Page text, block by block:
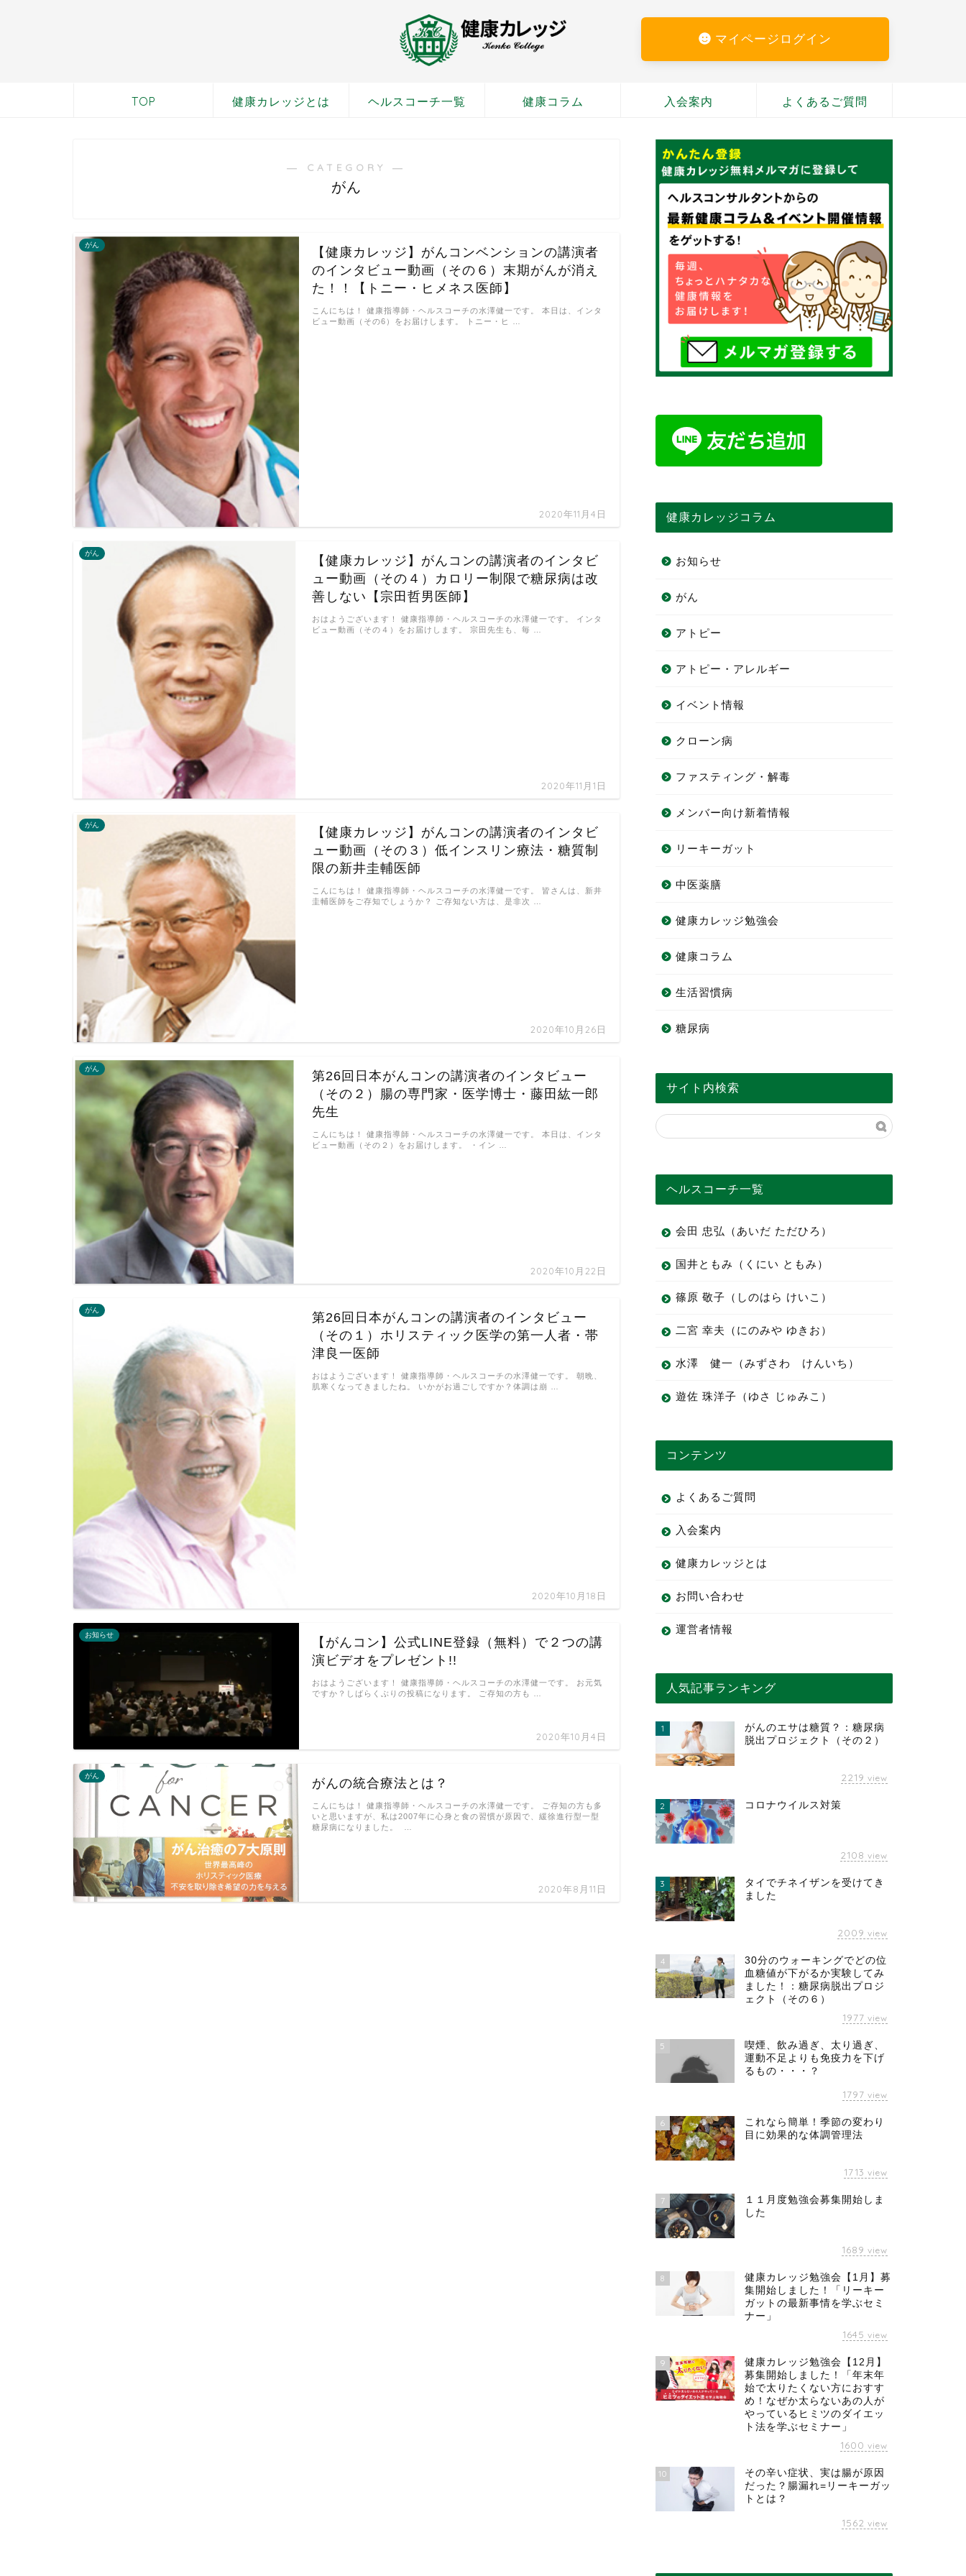
マイページログイン
TOP 健康カレッジとは ヘルスコーチ一覧 健康コラム 入会案内 よくあるご質問
― CATEGORY ―
がん
がん
【健康カレッジ】がんコンベンションの講演者
のインタビュー動画（その６）末期がんが消え
た！！【トニー・ヒメネス医師】
2020年11月4日
こんにちは！ 健康指導師・ヘルスコーチの水澤健一です。 本日は、インタ
ビュー動画（その6）をお届けします。 トニー・ヒ …
がん
【健康カレッジ】がんコンの講演者のインタビ
ュー動画（その４）カロリー制限で糖尿病は改
善しない【宗田哲男医師】
2020年11月1日
おはようございます！ 健康指導師・ヘルスコーチの水澤健一です。 インタ
ビュー動画（その４）をお届けします。 宗田先生も、毎 …
がん
【健康カレッジ】がんコンの講演者のインタビ
ュー動画（その３）低インスリン療法・糖質制
限の新井圭輔医師
2020年10月26日
こんにちは！ 健康指導師・ヘルスコーチの水澤健一です。 皆さんは、新井
圭輔医師をご存知でしょうか？ ご存知ない方は、是非次 …
がん
第26回日本がんコンの講演者のインタビュー
（その２）腸の専門家・医学博士・藤田紘一郎
先生
2020年10月22日
こんにちは！ 健康指導師・ヘルスコーチの水澤健一です。 本日は、インタ
ビュー動画（その２）をお届けします。 ・イン …
がん
第26回日本がんコンの講演者のインタビュー
（その１）ホリスティック医学の第一人者・帯
津良一医師
2020年10月18日
おはようございます！ 健康指導師・ヘルスコーチの水澤健一です。 朝晩、
肌寒くなってきましたね。 いかがお過ごしですか？体調は崩 …
お知らせ
【がんコン】公式LINE登録（無料）で２つの講
演ビデオをプレゼント!!
2020年10月4日
おはようございます！ 健康指導師・ヘルスコーチの水澤健一です。 お元気
ですか？しばらくぶりの投稿になります。 ご存知の方も …
がん
がんの統合療法とは？
2020年8月11日
こんにちは！ 健康指導師・ヘルスコーチの水澤健一です。 ご存知の方も多
いと思いますが、私は2007年に心身と食の習慣が原因で、緩徐進行型一型
糖尿病になりました。 …
健康カレッジコラム
お知らせ
がん
アトピー
アトピー・アレルギー
イベント情報
クローン病
ファスティング・解毒
メンバー向け新着情報
リーキーガット
中医薬膳
健康カレッジ勉強会
健康コラム
生活習慣病
糖尿病
サイト内検索
ヘルスコーチ一覧
会田 忠弘（あいだ ただひろ）
国井ともみ（くにい ともみ）
篠原 敬子（しのはら けいこ）
二宮 幸夫（にのみや ゆきお）
水澤 健一（みずさわ けんいち）
遊佐 珠洋子（ゆさ じゅみこ）
コンテンツ
よくあるご質問
入会案内
健康カレッジとは
お問い合わせ
運営者情報
人気記事ランキング
1
がんのエサは糖質？：糖尿病
脱出プロジェクト（その２）
2219 view
2 コロナウイルス対策
2108 view
3
タイでチネイザンを受けてき
ました
2009 view
4
30分のウォーキングでどの位
血糖値が下がるか実験してみ
ました！：糖尿病脱出プロジ
ェクト（その６）
1977 view
5
喫煙、飲み過ぎ、太り過ぎ、
運動不足よりも免疫力を下げ
るもの・・・？
1797 view
6
これなら簡単！季節の変わり
目に効果的な体調管理法
1713 view
7
１１月度勉強会募集開始しま
した
1689 view
8
健康カレッジ勉強会【1月】募
集開始しました！「リーキー
ガットの最新事情を学ぶセミ
ナー」
1645 view
9
健康カレッジ勉強会【12月】
募集開始しました！「年末年
始で太りたくない方におすす
め！なぜか太らないあの人が
やっているヒミツのダイエッ
ト法を学ぶセミナー」
1600 view
10
その辛い症状、実は腸が原因
だった？腸漏れ=リーキーガッ
トとは？
1562 view